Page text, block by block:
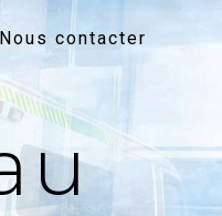
Nous contacter